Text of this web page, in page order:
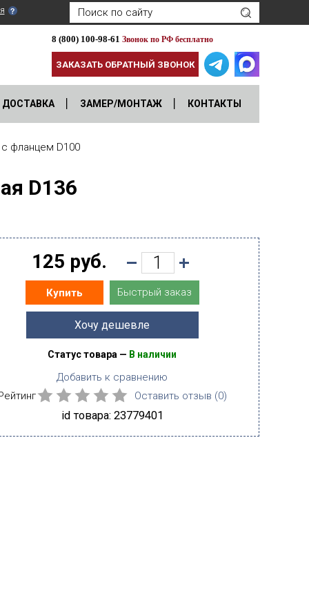
8 (800) 100-98-61 Звонок по РФ бесплатно
ЗАКАЗАТЬ ОБРАТНЫЙ ЗВОНОК
ДОСТАВКА ЗАМЕР/МОНТАЖ КОНТАКТЫ
фланцем D100
D136
125 руб.
Купить Быстрый заказ
Хочу дешевле
Статус товара — В наличии
Добавить к сравнению
Оставить отзыв (0)
id товара: 23779401